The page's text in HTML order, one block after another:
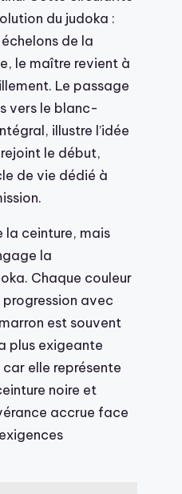
du judoka :
de la
le maître revient à
Le passage
vers le blanc-
illustre l’idée
le début,
de vie dédié à
la ceinture, mais
la
Chaque couleur
progression avec
est souvent
plus exigeante
elle représente
noire et
accrue face